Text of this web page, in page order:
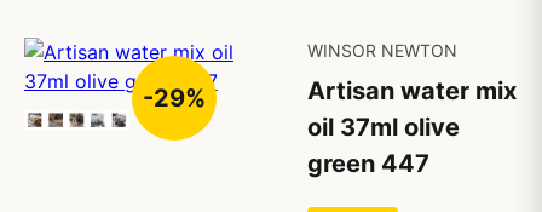
-29%
WINSOR NEWTON
Artisan water mix
oil 37ml olive
green 447